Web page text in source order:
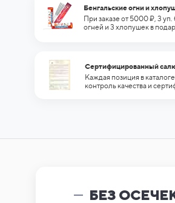
Бенгальские огни и
При заказе от 5000 ₽, 3 уп.
огней и 3 хлопушек в
Сертифицированный
Каждая позиция в
контроль качества и
БЕЗ